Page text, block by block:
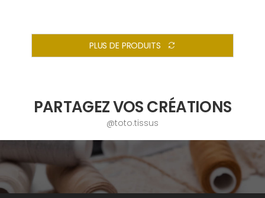
PLUS DE PRODUITS
PARTAGEZ VOS CRÉATIONS
@toto.tissus